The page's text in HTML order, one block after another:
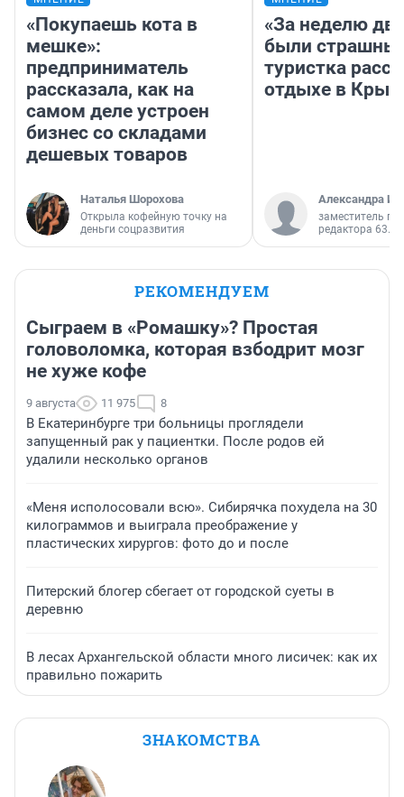
«Покупаешь кота в
мешке»:
предприниматель
рассказала, как на
самом деле устроен
бизнес со складами
дешевых товаров
Наталья Шорохова
Открыла кофейную точку на
деньги соцразвития
«За неделю
были
туристка
отдыхе в
Александра
заместитель
редактора 63.RU
РЕКОМЕНДУЕМ
Сыграем в «Ромашку»? Простая
головоломка, которая взбодрит мозг
не хуже кофе
9 августа 11 975 8
В Екатеринбурге три больницы проглядели
запущенный рак у пациентки. После родов ей
удалили несколько органов
«Меня исполосовали всю». Сибирячка похудела на 30
килограммов и выиграла преображение у
пластических хирургов: фото до и после
Питерский блогер сбегает от городской суеты в
деревню
В лесах Архангельской области много лисичек: как их
правильно пожарить
ЗНАКОМСТВА